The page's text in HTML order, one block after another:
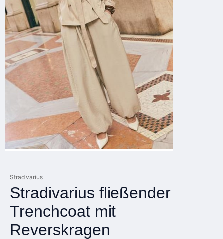
Stradivarius
Stradivarius fließender
Trenchcoat mit
Reverskragen